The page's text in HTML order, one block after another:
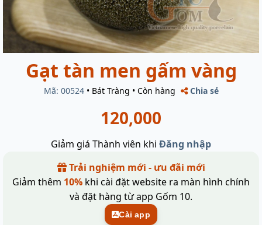
Gạt tàn men gấm vàng
Mã: 00524 • Bát Tràng • Còn hàng Chia sẻ
120,000
Giảm giá Thành viên khi Đăng nhập
Trải nghiệm mới - ưu đãi mới
Giảm thêm 10% khi cài đặt website ra màn hình chính
và đặt hàng từ app Gốm 10.
Cài app